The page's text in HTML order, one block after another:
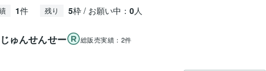
1件 残り 5枠 / お願い中： 0人
ゅんせんせー 総販売実績： 2件